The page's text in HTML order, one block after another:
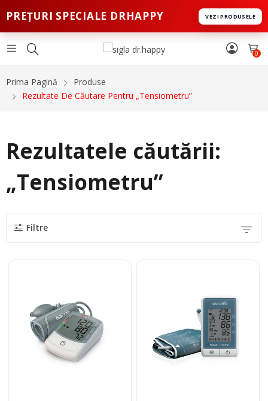
PREȚURI SPECIALE DRHAPPY VEZI PRODUSELE
0
Prima Pagină
Produse
Rezultate De Căutare Pentru „Tensiometru”
Rezultatele căutării:
„Tensiometru”
Filtre